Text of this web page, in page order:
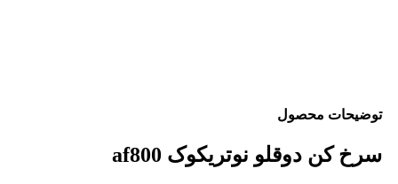
توضیحات محصول
سرخ کن دوقلو نوتریکوک af800